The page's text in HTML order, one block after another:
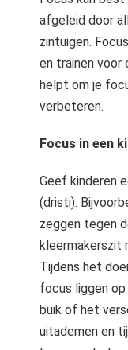
afgeleid door
zintuigen.
en trainen voor
helpt om je
verbeteren.
Focus in een
Geef kinderen
(dristi).
zeggen tegen
kleermakerszit
Tijdens het
focus liggen
buik of het
uitademen en